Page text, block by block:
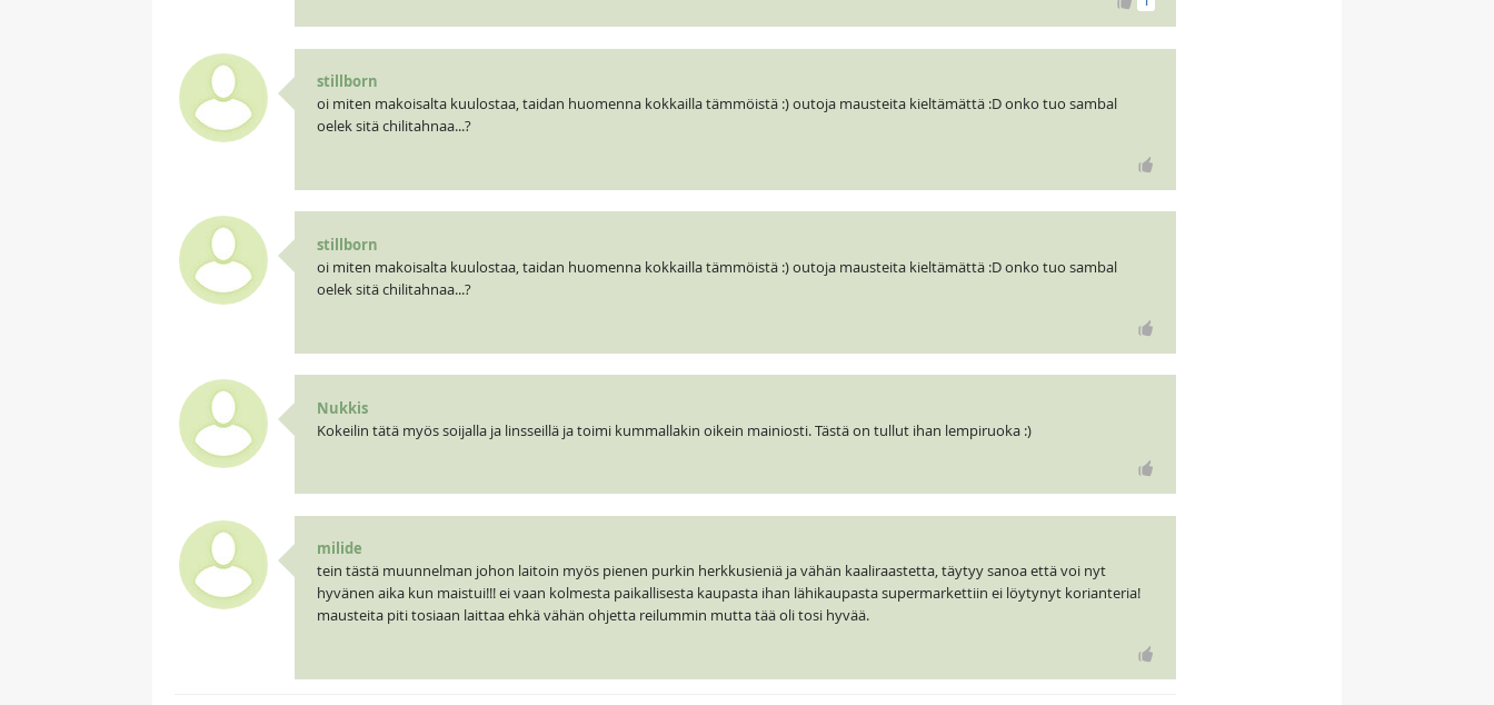
stillborn
oi miten makoisalta kuulostaa, taidan huomenna kokkailla tämmöistä :) outoja mausteita kieltämättä :D onko tuo sambal
oelek sitä chilitahnaa...?
stillborn
oi miten makoisalta kuulostaa, taidan huomenna kokkailla tämmöistä :) outoja mausteita kieltämättä :D onko tuo sambal
oelek sitä chilitahnaa...?
Nukkis
Kokeilin tätä myös soijalla ja linsseillä ja toimi kummallakin oikein mainiosti. Tästä on tullut ihan lempiruoka :)
milide
tein tästä muunnelman johon laitoin myös pienen purkin herkkusieniä ja vähän kaaliraastetta, täytyy sanoa että voi nyt
hyvänen aika kun maistui!!! ei vaan kolmesta paikallisesta kaupasta ihan lähikaupasta supermarkettiin ei löytynyt korianteria!
mausteita piti tosiaan laittaa ehkä vähän ohjetta reilummin mutta tää oli tosi hyvää.